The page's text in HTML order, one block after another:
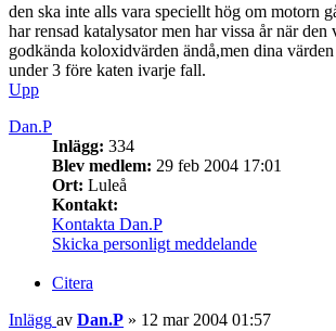
den ska inte alls vara speciellt hög om motorn
har rensad katalysator men har vissa år när
godkända koloxidvärden ändå,men dina
under 3 före katen ivarje fall.
Upp
Dan.P
Inlägg: 334
Blev medlem: 29 feb 2004 17:01
Ort: Luleå
Kontakt:
Kontakta Dan.P
Skicka personligt meddelande
Citera
Inlägg av Dan.P » 12 mar 2004 01:57